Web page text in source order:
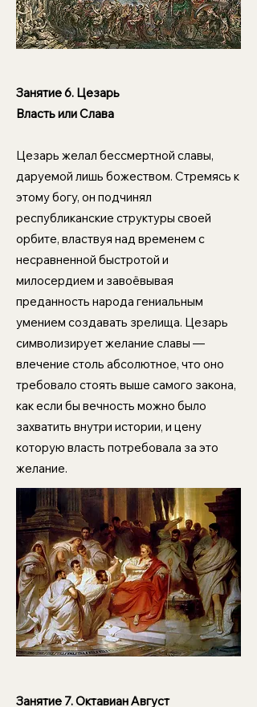
Занятие 6. Цезарь
Власть или Слава
Цезарь желал бессмертной славы,
даруемой лишь божеством. Стремясь к
этому богу, он подчинял
республиканские структуры своей
орбите, властвуя над временем с
несравненной быстротой и
милосердием и завоёвывая
преданность народа гениальным
умением создавать зрелища. Цезарь
символизирует желание славы —
влечение столь абсолютное, что оно
требовало стоять выше самого закона,
как если бы вечность можно было
захватить внутри истории, и цену
которую власть потребовала за это
желание.
Занятие 7. Октавиан Август